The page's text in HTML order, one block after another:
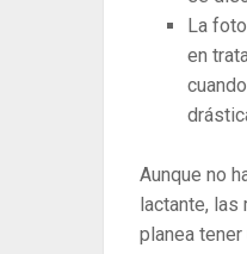
La
en
Aunque no
lactante, las
planea